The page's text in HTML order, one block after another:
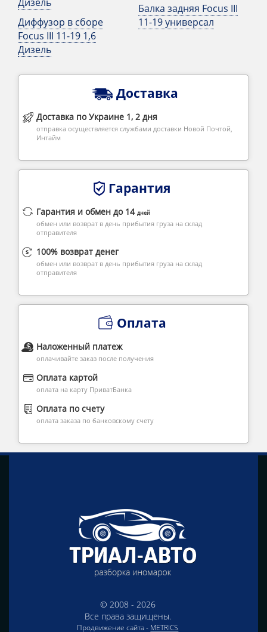
Диффузор в сборе
Focus III 11-19 1,6
Дизель
Балка задняя Focus III
11-19 универсал
Доставка
Доставка по Украине 1, 2 дня
отправка осуществляется службами доставки Новой Почтой,
Интайм
Гарантия
Гарантия и обмен до 14 дней
обмен или возврат в день прибытия груза на склад
отправителя
100% возврат денег
обмен или возврат в день прибытия груза на склад
отправителя
Оплата
Наложенный платеж
оплачивайте заказ после получения
Оплата картой
оплата на карту ПриватБанка
Оплата по счету
оплата заказа по банковскому счету
© 2008 - 2026
Все права защищены.
Продвижение сайта - METRICS